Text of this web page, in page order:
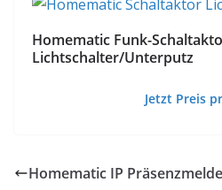
Homematic Funk-
Lichtschalter/Unterputz
Jetzt Preis
Homematic IP